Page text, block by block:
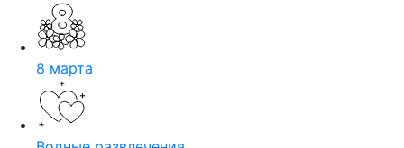
8 марта